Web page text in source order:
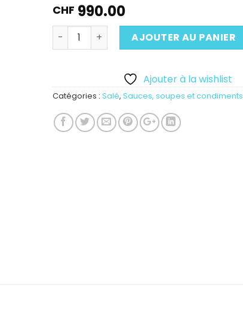
CHF 990.00
Quantité AJOUTER AU PANIER
Ajouter à la wishlist
Catégories : Salé, Sauces, soupes et condiments